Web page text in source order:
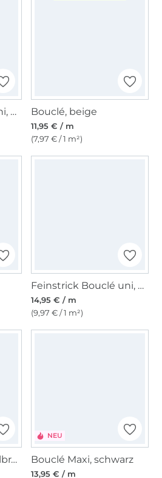
Feinstrick Bouclé uni, dunkelrot Bouclé, beige
11,95 € / m
(7,97 € / 1 m²)
Feinstrick Bouclé uni, wollweiss
14,95 € / m
(9,97 € / 1 m²)
Bouclé Maxi, dunkelbraun
NEU
Bouclé Maxi, schwarz
13,95 € / m